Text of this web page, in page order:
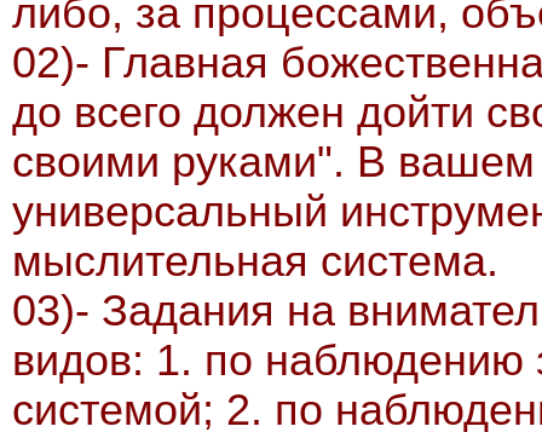
либо, за процессами,
02)- Главная
до всего должен дойти
своими руками". В
универсальный
мыслительная система.
03)- Задания на
видов: 1. по наблюдению
системой; 2. по